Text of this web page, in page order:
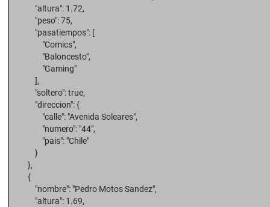
"altura": 1.72,
"peso": 75,
"pasatiempos": [
"Comics",
"Baloncesto",
"Gaming"
],
"soltero": true,
"direccion": {
"calle": "Avenida Soleares",
"numero": "44",
"pais": "Chile"
}
},
{
"nombre": "Pedro Motos Sandez",
"altura": 1.69,